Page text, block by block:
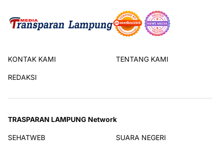
KONTAK KAMI TENTANG KAMI
REDAKSI
TRASPARAN LAMPUNG Network
SEHATWEB SUARA NEGERI